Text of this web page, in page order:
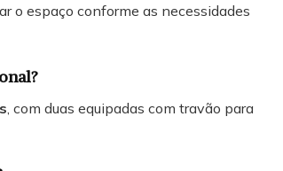
o espaço conforme as necessidades
, com duas equipadas com travão para